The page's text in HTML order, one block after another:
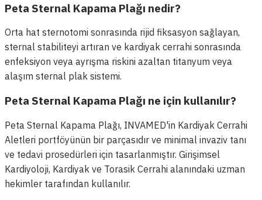
Peta Sternal Kapama Plağı nedir?
Orta hat sternotomi sonrasında rijid fiksasyon sağlayan,
sternal stabiliteyi artıran ve kardiyak cerrahi sonrasında
enfeksiyon veya ayrışma riskini azaltan titanyum veya
alaşım sternal plak sistemi.
Peta Sternal Kapama Plağı ne için kullanılır?
Peta Sternal Kapama Plağı, INVAMED'in Kardiyak Cerrahi
Aletleri portföyünün bir parçasıdır ve minimal invaziv tanı
ve tedavi prosedürleri için tasarlanmıştır. Girişimsel
Kardiyoloji, Kardiyak ve Torasik Cerrahi alanındaki uzman
hekimler tarafından kullanılır.